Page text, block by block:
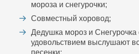
мороза и снегурочки;
Совместный хоровод;
Дедушка мороз и Снегурочка
удовольствием выслушают